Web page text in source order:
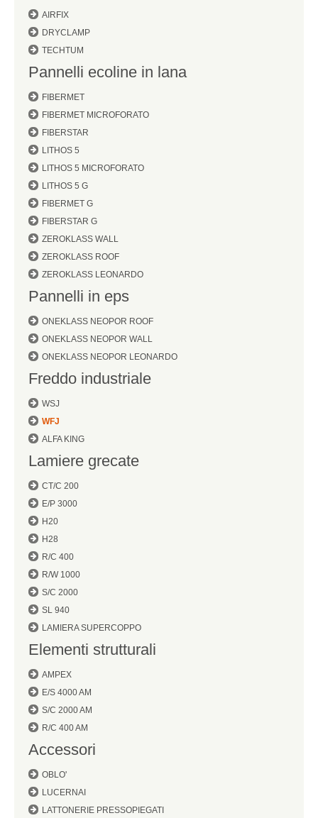
AIRFIX
DRYCLAMP
TECHTUM
Pannelli ecoline in lana
FIBERMET
FIBERMET MICROFORATO
FIBERSTAR
LITHOS 5
LITHOS 5 MICROFORATO
LITHOS 5 G
FIBERMET G
FIBERSTAR G
ZEROKLASS WALL
ZEROKLASS ROOF
ZEROKLASS LEONARDO
Pannelli in eps
ONEKLASS NEOPOR ROOF
ONEKLASS NEOPOR WALL
ONEKLASS NEOPOR LEONARDO
Freddo industriale
WSJ
WFJ
ALFA KING
Lamiere grecate
CT/C 200
E/P 3000
H20
H28
R/C 400
R/W 1000
S/C 2000
SL 940
LAMIERA SUPERCOPPO
Elementi strutturali
AMPEX
E/S 4000 AM
S/C 2000 AM
R/C 400 AM
Accessori
OBLO'
LUCERNAI
LATTONERIE PRESSOPIEGATI